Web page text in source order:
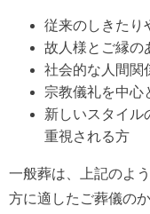
従来のしきたり
故人様とご縁の
社会的な人間関
宗教儀礼を中心
新しいスタイル
重視される方
一般葬は、上記のよ
方に適したご葬儀のか